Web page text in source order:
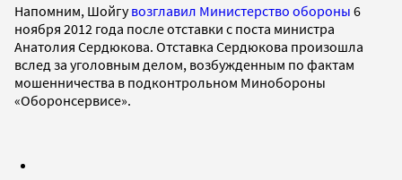
Напомним, Шойгувозглавил Министерство обороны 6
ноября 2012 года после отставки с поста министра
Анатолия Сердюкова. Отставка Сердюкова произошла
вслед за уголовным делом, возбужденным по фактам
мошенничества в подконтрольном Минобороны
«Оборонсервисе».